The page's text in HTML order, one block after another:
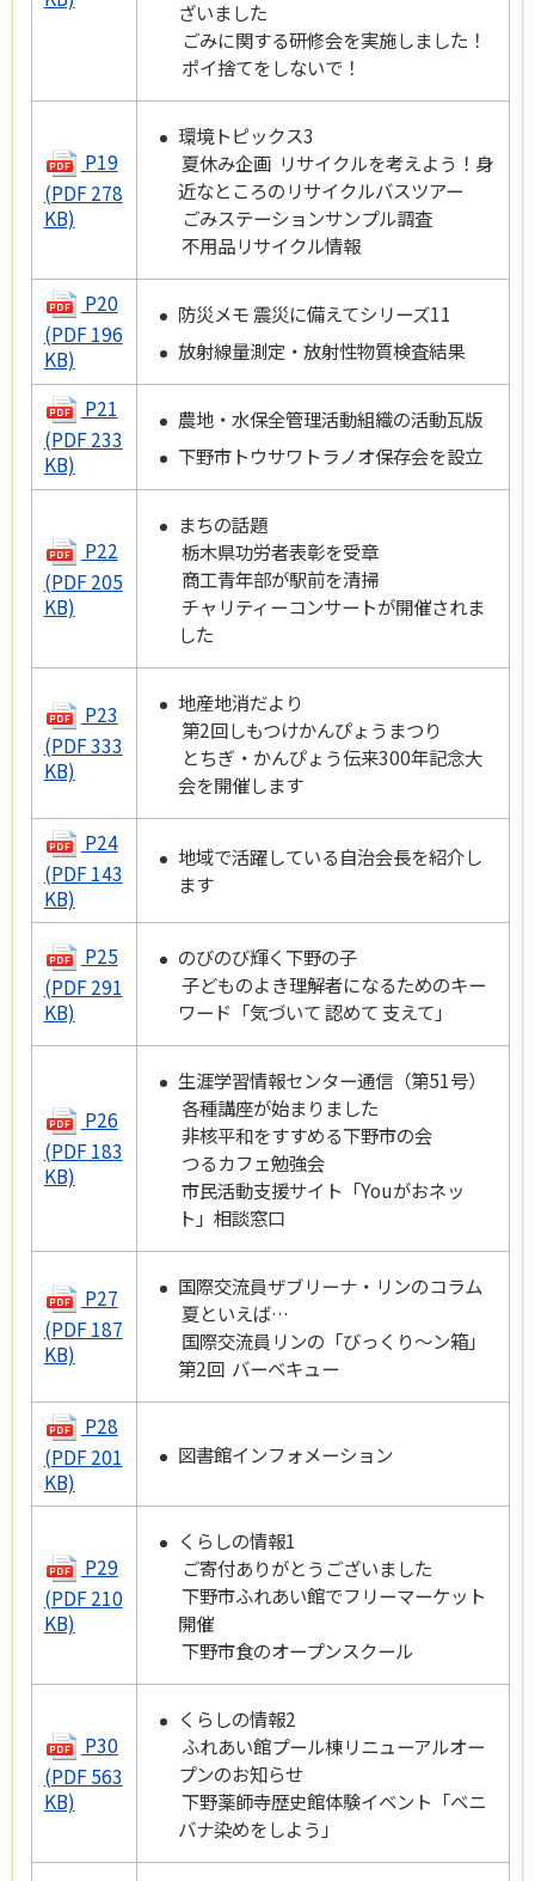
ざいました
ごみに関する研修会を実施しました！
ポイ捨てをしないで！
P19
(PDF 278
KB)
環境トピックス3
夏休み企画 リサイクルを考えよう！身
近なところのリサイクルバスツアー
ごみステーションサンプル調査
不用品リサイクル情報
P20
(PDF 196
KB)
防災メモ 震災に備えてシリーズ11
放射線量測定・放射性物質検査結果
P21
(PDF 233
KB)
農地・水保全管理活動組織の活動瓦版
下野市トウサワトラノオ保存会を設立
P22
(PDF 205
KB)
まちの話題
栃木県功労者表彰を受章
商工青年部が駅前を清掃
チャリティーコンサートが開催されま
した
P23
(PDF 333
KB)
地産地消だより
第2回しもつけかんぴょうまつり
とちぎ・かんぴょう伝来300年記念大
会を開催します
P24
(PDF 143
KB)
地域で活躍している自治会長を紹介し
ます
P25
(PDF 291
KB)
のびのび輝く下野の子
子どものよき理解者になるためのキー
ワード「気づいて 認めて 支えて」
P26
(PDF 183
KB)
生涯学習情報センター通信（第51号）
各種講座が始まりました
非核平和をすすめる下野市の会
つるカフェ勉強会
市民活動支援サイト「Youがおネッ
ト」相談窓口
P27
(PDF 187
KB)
国際交流員ザブリーナ・リンのコラム
夏といえば…
国際交流員リンの「びっくり～ン箱」
第2回 バーベキュー
P28
(PDF 201
KB)
図書館インフォメーション
P29
(PDF 210
KB)
くらしの情報1
ご寄付ありがとうございました
下野市ふれあい館でフリーマーケット
開催
下野市食のオープンスクール
P30
(PDF 563
KB)
くらしの情報2
ふれあい館プール棟リニューアルオー
プンのお知らせ
下野薬師寺歴史館体験イベント「ベニ
バナ染めをしよう」